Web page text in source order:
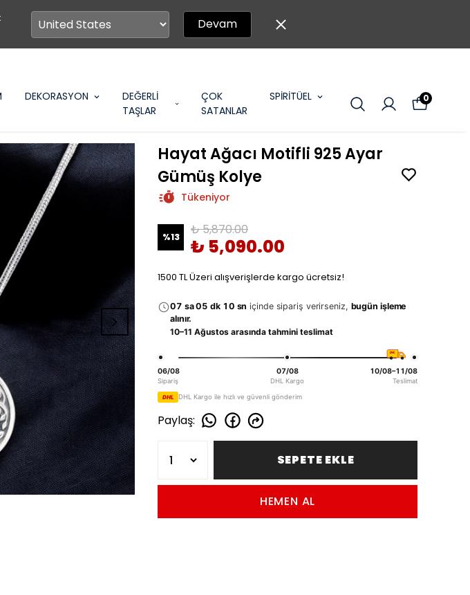
Devam
DEKORASYON
DEĞERLİ
TAŞLAR
ÇOK
SATANLAR
SPİRİTÜEL 0
Hayat Ağacı Motifli 925 Ayar
Gümüş Kolye
Tükeniyor
%13 ₺ 5,870.00
₺ 5,090.00
1500 TL Üzeri alışverişlerde kargo ücretsiz!
07 sa 05 dk 09 sn içinde sipariş verirseniz, bugün işleme
alınır.
10–11 Ağustos arasında tahmini teslimat
06/08
Sipariş
07/08
DHL Kargo
10/08–11/08
Teslimat
DHL DHL Kargo ile hızlı ve güvenli gönderim
Paylaş:
SEPETE EKLE
HEMEN AL